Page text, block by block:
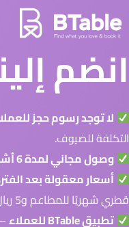
انضم
لا توجد رسوم حجز
التكلفة للضيوف.
وصول مجاني لمدة 6 أشهر
أسعار معقولة بعد
قطري شهريًا للمطاعم و5 ريال قطري شهريًا للمقاهي.
تطبيق BTable للعملاء